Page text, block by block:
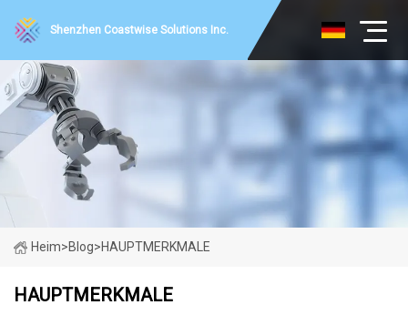
Shenzhen Coastwise Solutions Inc.
Heim>Blog>HAUPTMERKMALE
HAUPTMERKMALE